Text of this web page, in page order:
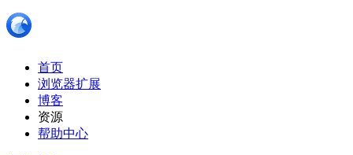
首页
浏览器扩展
博客
资源
帮助中心